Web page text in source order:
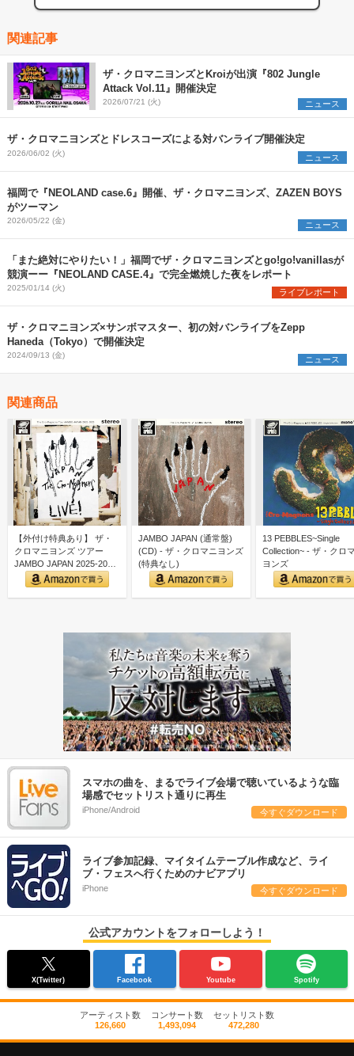
関連記事
ザ・クロマニヨンズとKroiが出演『802 Jungle
Attack Vol.11』開催決定
2026/07/21 (火) ニュース
ザ・クロマニヨンズとドレスコーズによる対バンライブ開催決定
2026/06/02 (火) ニュース
福岡で『NEOLAND case.6』開催、ザ・クロマニヨンズ、ZAZEN BOYS
がツーマン
2026/05/22 (金) ニュース
「また絶対にやりたい！」福岡でザ・クロマニヨンズとgo!go!vanillasが
競演ーー『NEOLAND CASE.4』で完全燃焼した夜をレポート
2025/01/14 (火) ライブレポート
ザ・クロマニヨンズ×サンボマスター、初の対バンライブをZepp
Haneda（Tokyo）で開催決定
2024/09/13 (金) ニュース
関連商品
【外付け特典あり】 ザ・
クロマニヨンズ ツアー
JAMBO JAPAN 2025-2026
(通常…
JAMBO JAPAN (通常盤)
(CD) - ザ・クロマニヨンズ
(特典なし)
13 PEBBLES~Single
Collection~ - ザ・クロ
ヨンズ
スマホの曲を、まるでライブ会場で聴いているような臨
場感でセットリスト通りに再生
iPhone/Android 今すぐダウンロード
ライブ参加記録、マイタイムテーブル作成など、ライ
ブ・フェスへ行くためのナビアプリ
iPhone 今すぐダウンロード
公式アカウントをフォローしよう！
X(Twitter) Facebook Youtube Spotify
アーティスト数
126,660
コンサート数
1,493,094
セットリスト数
472,280